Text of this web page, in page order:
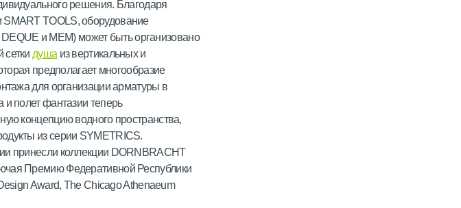
решения. Благодаря
TOOLS, оборудование
и MEM) может быть организовано
душа из вертикальных и
предполагает многообразие
для организации арматуры в
полет фантазии теперь
концепцию водного пространства,
из серии SYMETRICS.
принесли коллекции DORNBRACHT
Премию Федеративной Республики
Award, The Chicago Athenaeum